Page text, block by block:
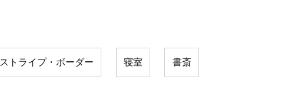
ストライプ・ボーダー 寝室 書斎